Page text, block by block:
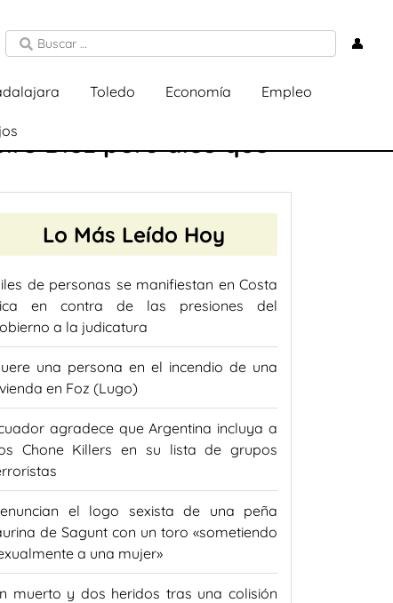
👤
Toledo Economía Empleo
Díez pero dice que
Lo Más Leído Hoy
de personas se manifiestan en Costa
en contra de las presiones del
a la judicatura
una persona en el incendio de una
en Foz (Lugo)
agradece que Argentina incluya a
Chone Killers en su lista de grupos
el logo sexista de una peña
de Sagunt con un toro «sometiendo
a una mujer»
muerto y dos heridos tras una colisión